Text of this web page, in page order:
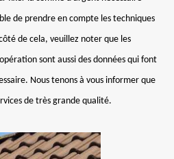
de prendre en compte les techniques
de cela, veuillez noter que les
sont aussi des données qui font
Nous tenons à vous informer que
de très grande qualité.